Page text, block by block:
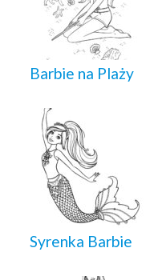
Barbie na Plaży
Syrenka Barbie